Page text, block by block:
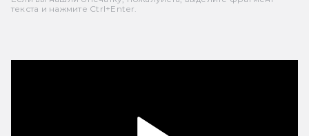
текста и нажмите Ctrl+Enter.